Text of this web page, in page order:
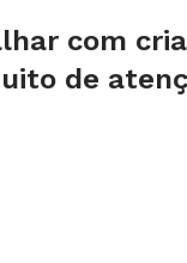
com
de